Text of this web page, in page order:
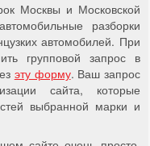
Москвы и Московской
разборки
автомобилей. При
групповой запрос в
эту форму. Ваш запрос
сайта, которые
выбранной марки и